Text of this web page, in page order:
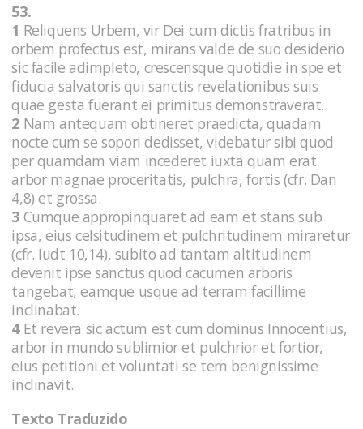
53.
1 Reliquens Urbem, vir Dei cum dictis fratribus in
orbem profectus est, mirans valde de suo desiderio
sic facile adimpleto, crescensque quotidie in spe et
fiducia salvatoris qui sanctis revelationibus suis
quae gesta fuerant ei primitus demonstraverat.
2 Nam antequam obtineret praedicta, quadam
nocte cum se sopori dedisset, videbatur sibi quod
per quamdam viam incederet iuxta quam erat
arbor magnae proceritatis, pulchra, fortis (cfr. Dan
4,8) et grossa.
3 Cumque appropinquaret ad eam et stans sub
ipsa, eius celsitudinem et pulchritudinem miraretur
(cfr. Iudt 10,14), subito ad tantam altitudinem
devenit ipse sanctus quod cacumen arboris
tangebat, eamque usque ad terram facillime
inclinabat.
4Et revera sic actum est cum dominus Innocentius,
arbor in mundo sublimior et pulchrior et fortior,
eius petitioni et voluntati se tem benignissime
inclinavit.
Texto Traduzido